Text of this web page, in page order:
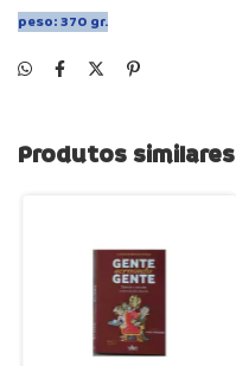
peso: 370 gr.
Produtos similares